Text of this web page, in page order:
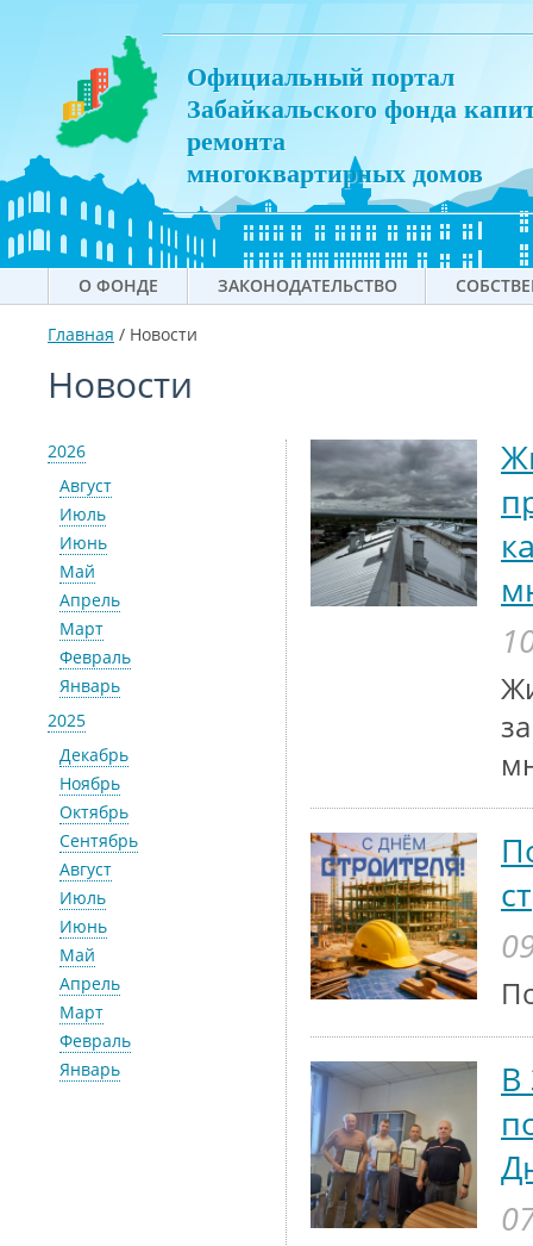
Официальный портал
Забайкальского фонда
ремонта
многоквартирных домов
О ФОНДЕ ЗАКОНОДАТЕЛЬСТВО
Главная / Новости
Новости
2026
Август
Июль
Июнь
Май
Апрель
Март
Февраль
Январь
2025
Декабрь
Ноябрь
Октябрь
Сентябрь
Август
Июль
Июнь
Май
Апрель
Март
Февраль
Январь
В